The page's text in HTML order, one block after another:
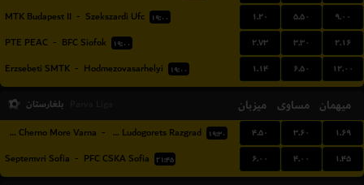
MTK Budapest II - Szekszardi Ufc ۱۹:۰۰ ۱.۲۰ ۵.۵۰ ۹.۰۰
PTE PEAC - BFC Siofok ۱۹:۰۰ ۲.۷۳ ۳.۳۰ ۲.۱۶
Erzsebeti SMTK - Hodmezovasarhelyi ۱۹:۰۰ ۱.۱۴ ۶.۵۰ ۱۲.۰۰
بلغارستان میزبان مساوی میهمان
PFC Cherno More Varna - PFC Ludogorets Razgrad ۱۹:۳۰ ۴.۵۰ ۳.۶۰ ۱.۶۹
Septemvri Sofia - PFC CSKA Sofia ۲۱:۴۵ ۶.۰۰ ۴.۰۰ ۱.۴۵